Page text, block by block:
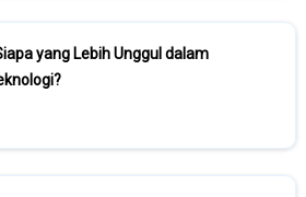
yang Lebih Unggul dalam